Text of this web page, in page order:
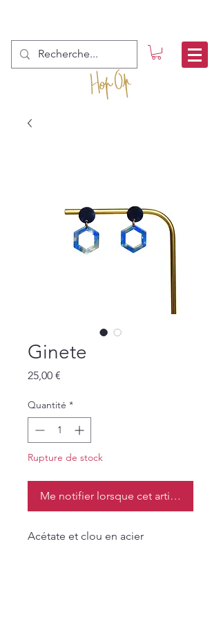
Ginete
25,00 €
Quantité *
Rupture de stock
Me notifier lorsque cet article est
Acétate et clou en acier